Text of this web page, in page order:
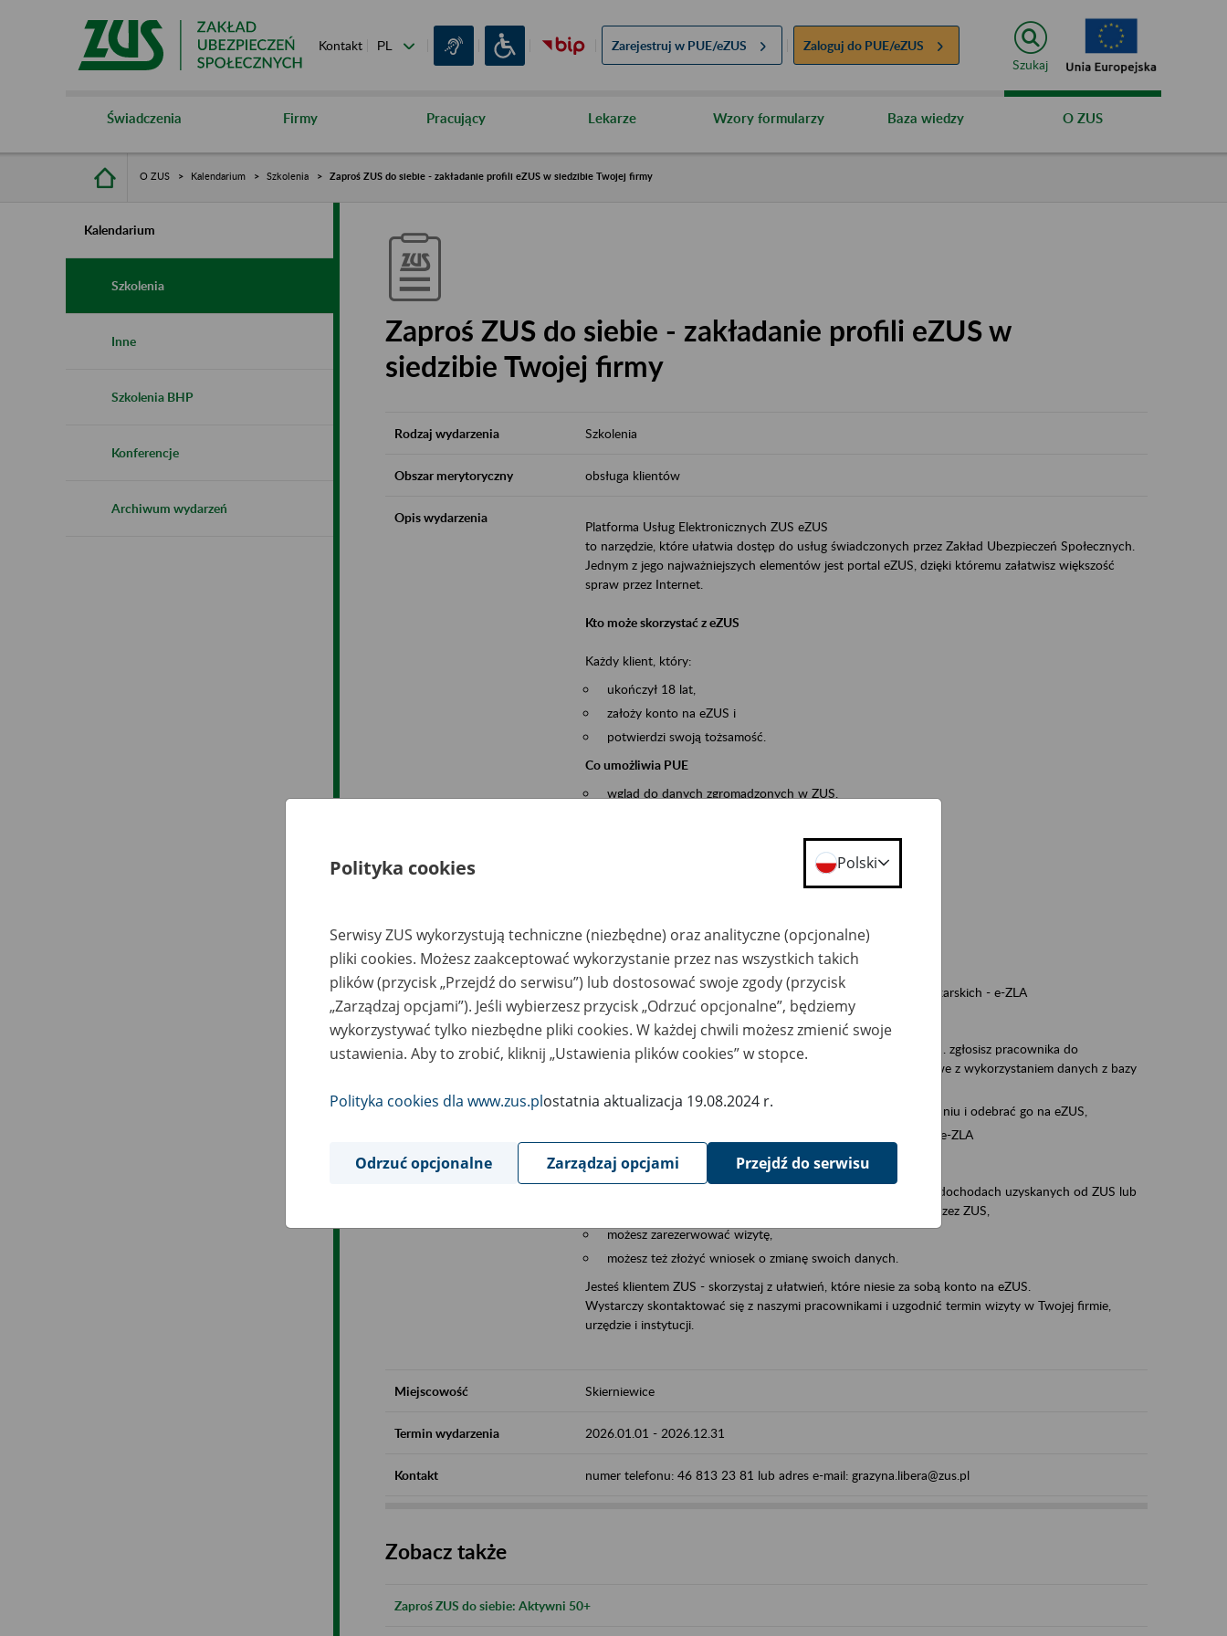
Kontakt Zarejestruj w PUE/eZUS Zaloguj do PUE/eZUS
Szukaj
Świadczenia Firmy Pracujący Lekarze Wzory formularzy Baza wiedzy O ZUS
O ZUS Kalendarium Szkolenia Zaproś ZUS do siebie - zakładanie profili eZUS w siedzibie Twojej firmy
Kalendarium
Szkolenia
Inne
Szkolenia BHP
Konferencje
Archiwum wydarzeń
Zaproś ZUS do siebie - zakładanie profili eZUS w
siedzibie Twojej firmy
Rodzaj wydarzenia Szkolenia
Obszar merytoryczny obsługa klientów
Opis wydarzenia
Platforma Usług Elektronicznych ZUS eZUS
to narzędzie, które ułatwia dostęp do usług świadczonych przez Zakład Ubezpieczeń Społecznych.
Jednym z jego najważniejszych elementów jest portal eZUS, dzięki któremu załatwisz większość
spraw przez Internet.
Kto może skorzystać z eZUS
Każdy klient, który:
ukończył 18 lat,
założy konto na eZUS i
potwierdzi swoją tożsamość.
Co umożliwia PUE
wgląd do danych zgromadzonych w ZUS,
składanie wniosków i otrzymywanie na nie odpowiedzi,
zadawanie pytań i otrzymywanie odpowiedzi z ZUS,
umawianie się na wizyty w jednostce ZUS.
możesz sprawdzić swoje dane zapisane na koncie w ZUS,
masz dostęp do informacji o stanie konta ubezpieczonego,
masz dostęp do informacji o wystawionych zwolnieniach lekarskich - e-ZLA
Jeśli jesteś płatnikiem składek (np. przedsiębiorcą)
możesz skorzystać z aplikacji ePłatnik, za pomocą której m.in. zgłosisz pracownika do
ubezpieczeń, wypełnisz i przekażesz dokumenty rozliczeniowe z wykorzystaniem danych z bazy
możesz złożyć wniosek o wydanie zaświadczenia o niezaleganiu i odebrać go na eZUS,
masz dostęp do zwolnień lekarskich swoich pracowników - e-ZLA
Jeśli jesteś świadczeniobiorcą
masz dostęp m.in. do formularza PIT 11A, czyli informacji o dochodach uzyskanych od ZUS lub
do formularza PIT 40A, czyli rocznego obliczenia podatku przez ZUS,
możesz zarezerwować wizytę,
możesz też złożyć wniosek o zmianę swoich danych.
Jesteś klientem ZUS - skorzystaj z ułatwień, które niesie za sobą konto na eZUS.
Wystarczy skontaktować się z naszymi pracownikami i uzgodnić termin wizyty w Twojej firmie,
urzędzie i instytucji.
Miejscowość Skierniewice
Termin wydarzenia 2026.01.01 - 2026.12.31
Kontakt numer telefonu: 46 813 23 81 lub adres e-mail: grazyna.libera@zus.pl
Zobacz także
Zaproś ZUS do siebie: Aktywni 50+
Polityka cookies Polski
Serwisy ZUS wykorzystują techniczne (niezbędne) oraz analityczne (opcjonalne)
pliki cookies. Możesz zaakceptować wykorzystanie przez nas wszystkich takich
plików (przycisk „Przejdź do serwisu”) lub dostosować swoje zgody (przycisk
„Zarządzaj opcjami”). Jeśli wybierzesz przycisk „Odrzuć opcjonalne”, będziemy
wykorzystywać tylko niezbędne pliki cookies. W każdej chwili możesz zmienić swoje
ustawienia. Aby to zrobić, kliknij „Ustawienia plików cookies” w stopce.
Polityka cookies dla www.zus.plostatnia aktualizacja 19.08.2024 r.
Odrzuć opcjonalne Zarządzaj opcjami Przejdź do serwisu